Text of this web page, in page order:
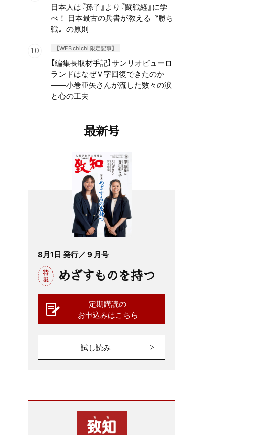
日本人は『孫子』より『闘戦経』に学
べ！ 日本最古の兵書が教える〝勝ち
戦〟の原則
【WEB chichi 限定記事】
【編集長取材手記】サンリオピューロ
ランドはなぜＶ字回復できたのか
——小巻亜矢さんが流した数々の涙
と心の工夫
最新号
8月1日 発行／ 9 月号
めざすものを持つ
定期購読の
お申込みはこちら
試し読み